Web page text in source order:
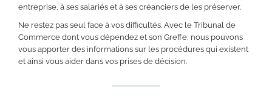
entreprise, à ses salariés et à ses créanciers de les préserver.
Ne restez pas seul face à vos difficultés. Avec le Tribunal de
Commerce dont vous dépendez et son Greffe, nous pouvons
vous apporter des informations sur les procédures qui existent
et ainsi vous aider dans vos prises de décision.